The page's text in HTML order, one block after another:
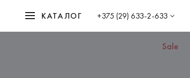
КАТАЛОГ +375 (29) 633-2-633
Sale